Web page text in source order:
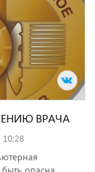
ВРАЧА
10:28
опасна.